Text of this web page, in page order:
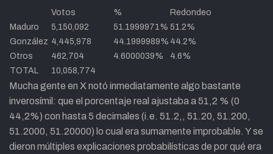
Votos %
Redondeo
Maduro
5,150,092 51.1999971% 51.2%
González 4,445,978 44.1999989% 44.2%
Otros
462,704 4.6000039%
4.6%
TOTAL
10,058,774
Mucha gente en X notó inmediatamente algo bastante
inverosímil: que el porcentaje real ajustaba a 51,2 % (0
44,2%) con hasta 5 decimales (i.e. 51.2,, 51.20, 51.200,
51.2000, 51.20000) lo cual era sumamente improbable. Y se
dieron múltiples explicaciones probabilísticas de por qué era